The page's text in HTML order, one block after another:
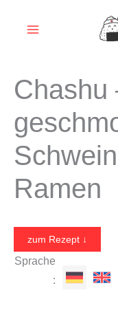
Chashu
Ramen
zum Rezept ↓
Sprache
: